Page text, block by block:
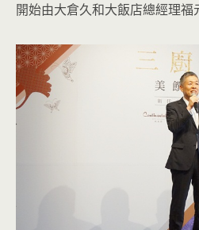
開始由大倉久和大飯店總經理福